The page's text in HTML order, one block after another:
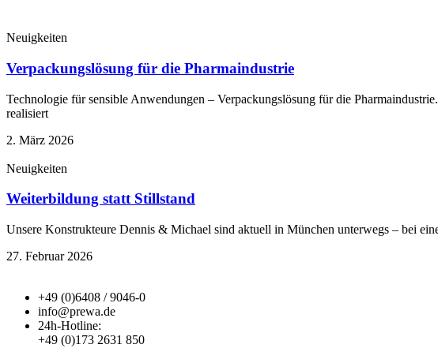
Neuigkeiten
Verpackungslösung für die Pharmaindustrie
Technologie für sensible Anwendungen – Verpackungslösung für die
realisiert
2. März 2026
Neuigkeiten
Weiterbildung statt Stillstand
Unsere Konstrukteure Dennis & Michael sind aktuell in München unterwegs – bei
27. Februar 2026
+49 (0)6408 / 9046-0
info@prewa.de
24h-Hotline:
+49 (0)173 2631 850